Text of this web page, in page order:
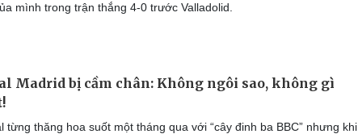
mình trong trận thắng 4-0 trước Valladolid.
Madrid bị cầm chân: Không ngôi sao, không gì
từng thăng hoa suốt một tháng qua với “cây đinh ba BBC” nhưng khi